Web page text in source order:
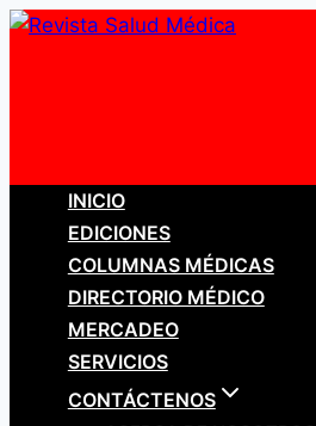
Saltar
INICIO
EDICIONES
COLUMNAS MÉDICAS
DIRECTORIO MÉDICO
MERCADEO
SERVICIOS
CONTÁCTENOS